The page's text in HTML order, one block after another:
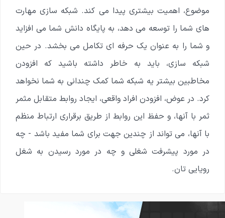
موضوع، اهمیت بیشتری پیدا می کند. شبکه سازی مهارت
های شما را توسعه می دهد، به پایگاه دانش شما می افزاید
و شما را به عنوان یک حرفه ای تکامل می بخشد. در حین
شبکه سازی، باید به خاطر داشته باشید که افزودن
مخاطبین بیشتر یه شبکه شما کمک چندانی به شما نخواهد
کرد. در عوض، افزودن افراد واقعی، ایجاد روابط متقابل مثمر
ثمر با آنها، و حفظ این روابط از طریق برقراری ارتباط منظم
با آنها، می تواند از چندین جهت برای شما مفید باشد - چه
در مورد پیشرفت شغلی و چه در مورد رسیدن به شغل
رویایی تان.